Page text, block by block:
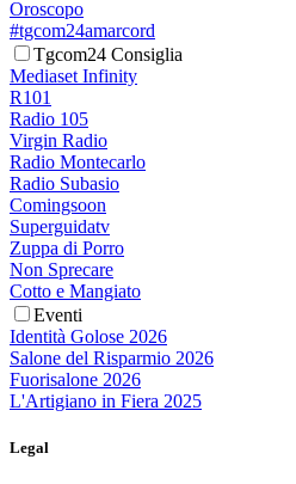
Oroscopo
#tgcom24amarcord
Tgcom24 Consiglia
Mediaset Infinity
R101
Radio 105
Virgin Radio
Radio Montecarlo
Radio Subasio
Comingsoon
Superguidatv
Zuppa di Porro
Non Sprecare
Cotto e Mangiato
Eventi
Identità Golose 2026
Salone del Risparmio 2026
Fuorisalone 2026
L'Artigiano in Fiera 2025
Legal